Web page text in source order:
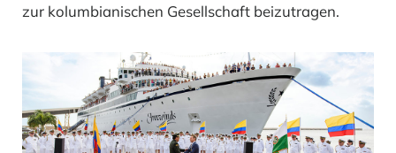
zur kolumbianischen Gesellschaft beizutragen.